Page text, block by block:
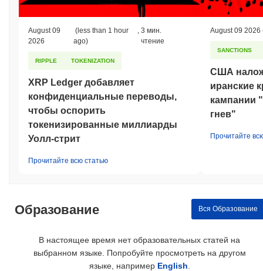
August 09
2026
(less than 1 hour
ago)
,3 мин.
чтение
RIPPLE TOKENIZATION
XRP Ledger добавляет
конфиденциальные переводы,
чтобы оспорить
токенизированные миллиарды
Уолл-стрит
Прочитайте всю статью
August 09 2026
SANCTIONS
США
иранские
кампании
гнев"
Прочитайте
Образование Вся Образование
В настоящее время нет образовательных статей на
выбранном языке. Попробуйте просмотреть на другом
языке, например English